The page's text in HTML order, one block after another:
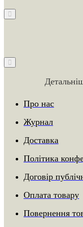
Про нас
Журнал
Доставка
Політика
Договір
Оплата товару
Повернення